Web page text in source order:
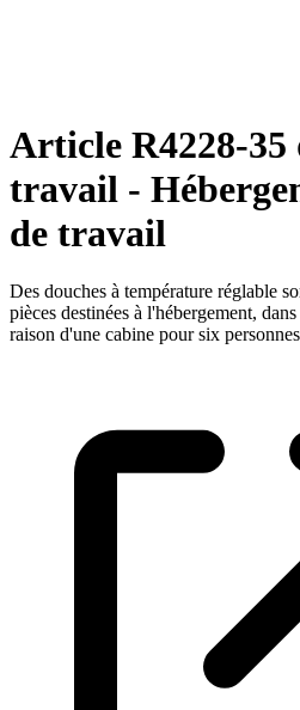
Article R4228-35
travail -
de travail
Des douches à température réglable
pièces destinées à l'hébergement,
raison d'une cabine pour six